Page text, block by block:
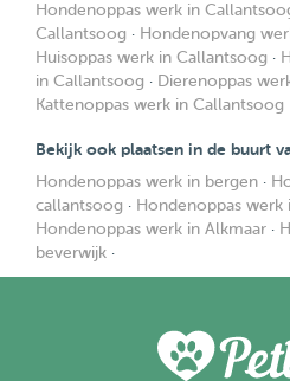
Hondenoppas werk in
Callantsoog · Hondenopvang
Huisoppas werk in Callantsoog ·
in Callantsoog · Dierenoppas
Kattenoppas werk in Callantsoog
Bekijk ook plaatsen in de buurt
Hondenoppas werk in bergen ·
callantsoog · Hondenoppas werk
Hondenoppas werk in Alkmaar ·
beverwijk ·